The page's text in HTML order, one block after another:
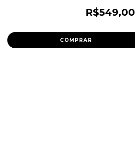
R$549,00
COMPRAR